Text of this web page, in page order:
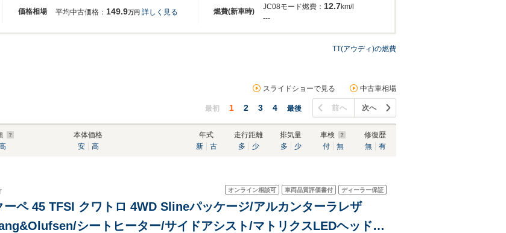
価格相場 燃費(新車時)
平均中古価格： 149.9万円 詳しく見る
JC08モード燃費： 12.7km/l
---
TT(アウディ)の燃費
スライドショーで見る 中古車相場
最初 1 2 3 4 最後 前へ 次へ
本体価格
安
高
年式
新
古
走行距離
多
少
排気量
多
少
車検
付
無
修復歴
無
有
オンライン相談可 車両品質評価書付 ディーラー保証
ーペ 45 TFSI クワトロ 4WD Slineパッケージ/アルカンターラレザ
シートヒーター/サイドアシスト/マトリクスLEDヘッドラ